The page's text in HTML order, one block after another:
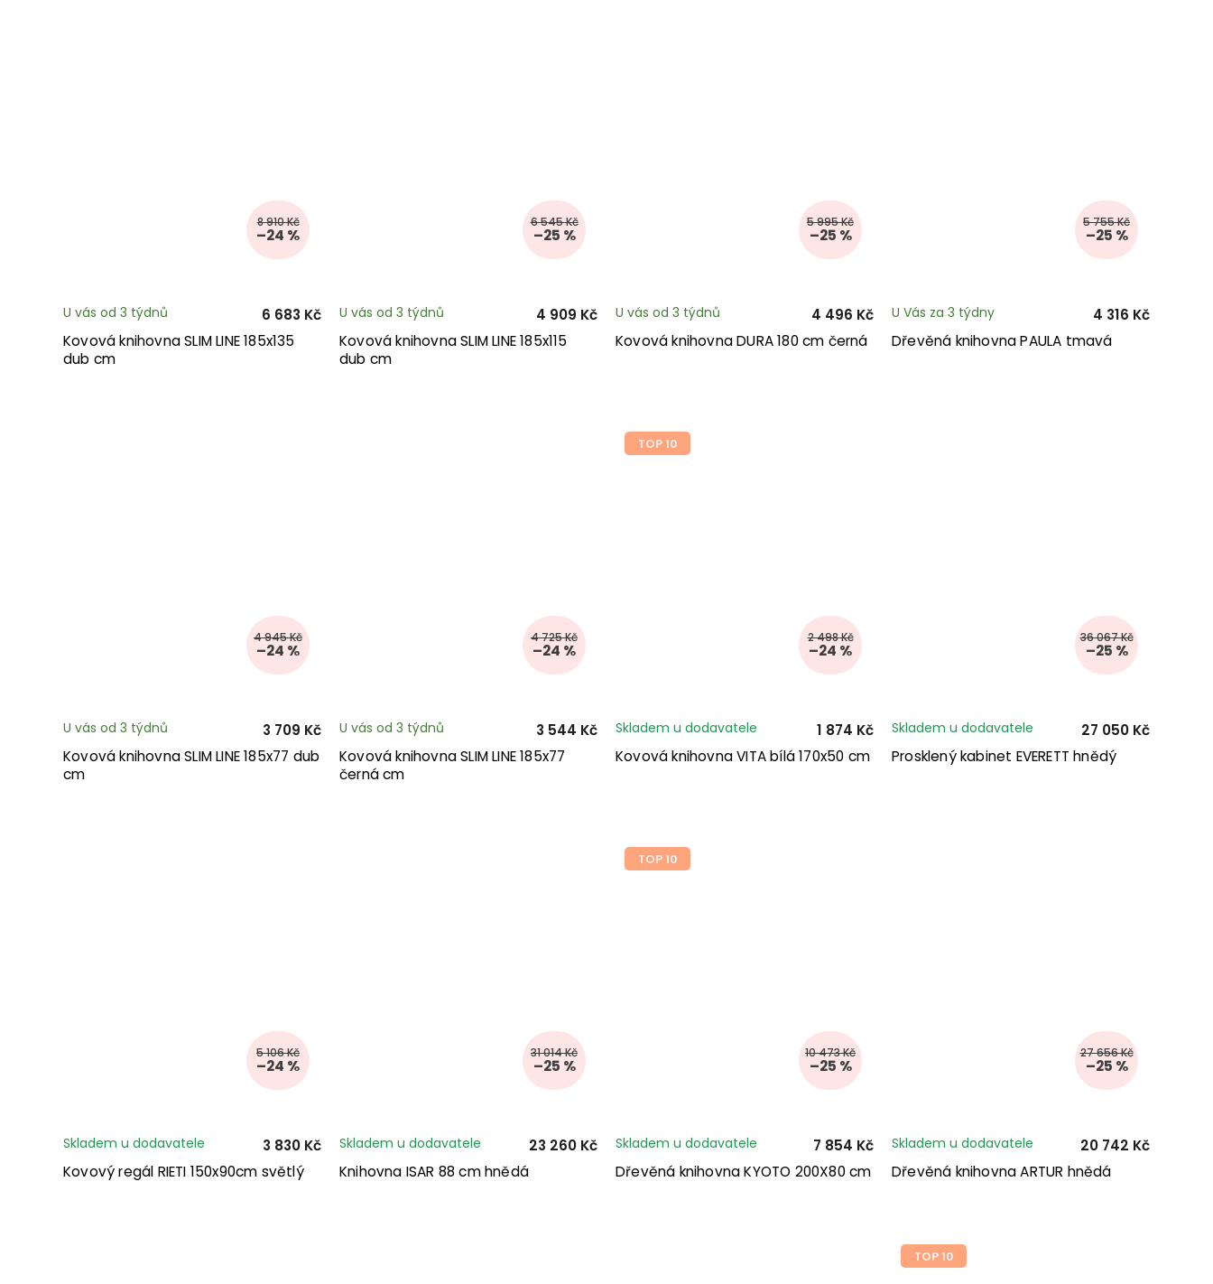
8 910 Kč
–24 %
Kovová knihovna SLIM LINE 185x135
dub cm
U vás od 3 týdnů 6 683 Kč
6 545 Kč
–25 %
Kovová knihovna SLIM LINE 185x115
dub cm
U vás od 3 týdnů 4 909 Kč
5 995 Kč
–25 %
Kovová knihovna DURA 180 cm černá
U vás od 3 týdnů 4 496 Kč
5 755 Kč
–25 %
Dřevěná knihovna PAULA tmavá
U Vás za 3 týdny 4 316 Kč
4 945 Kč
–24 %
Kovová knihovna SLIM LINE 185x77 dub
cm
U vás od 3 týdnů 3 709 Kč
4 725 Kč
–24 %
Kovová knihovna SLIM LINE 185x77
černá cm
U vás od 3 týdnů 3 544 Kč
TOP 10
2 498 Kč
–24 %
Kovová knihovna VITA bílá 170x50 cm
Skladem u dodavatele 1 874 Kč
36 067 Kč
–25 %
Prosklený kabinet EVERETT hnědý
Skladem u dodavatele 27 050 Kč
5 106 Kč
–24 %
Kovový regál RIETI 150x90cm světlý
Skladem u dodavatele 3 830 Kč
31 014 Kč
–25 %
Knihovna ISAR 88 cm hnědá
Skladem u dodavatele 23 260 Kč
TOP 10
10 473 Kč
–25 %
Dřevěná knihovna KYOTO 200X80 cm
Skladem u dodavatele 7 854 Kč
27 656 Kč
–25 %
Dřevěná knihovna ARTUR hnědá
Skladem u dodavatele 20 742 Kč
TOP 10